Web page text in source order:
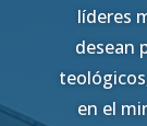
líderes
desean
en el